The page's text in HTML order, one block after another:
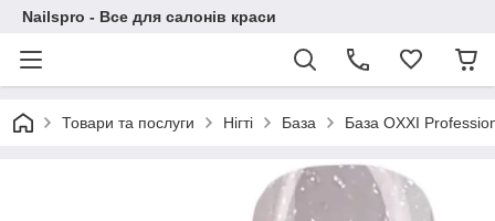
Nailspro - Все для салонів краси
Товари та послуги Нігті База База OXXI